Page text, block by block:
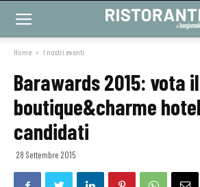
Home I nostri eventi
Barawards 2015: vota
boutique&charme
candidati
28 Settembre 2015